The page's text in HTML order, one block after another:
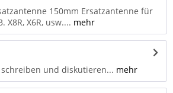
150mm Ersatzantenne für
X8R, X6R, usw.... mehr
und diskutieren... mehr